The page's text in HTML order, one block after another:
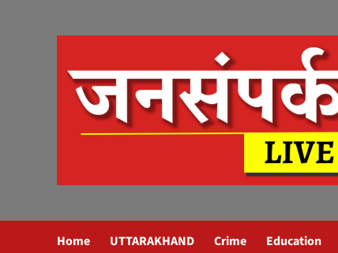
Home UTTARAKHAND Crime Education